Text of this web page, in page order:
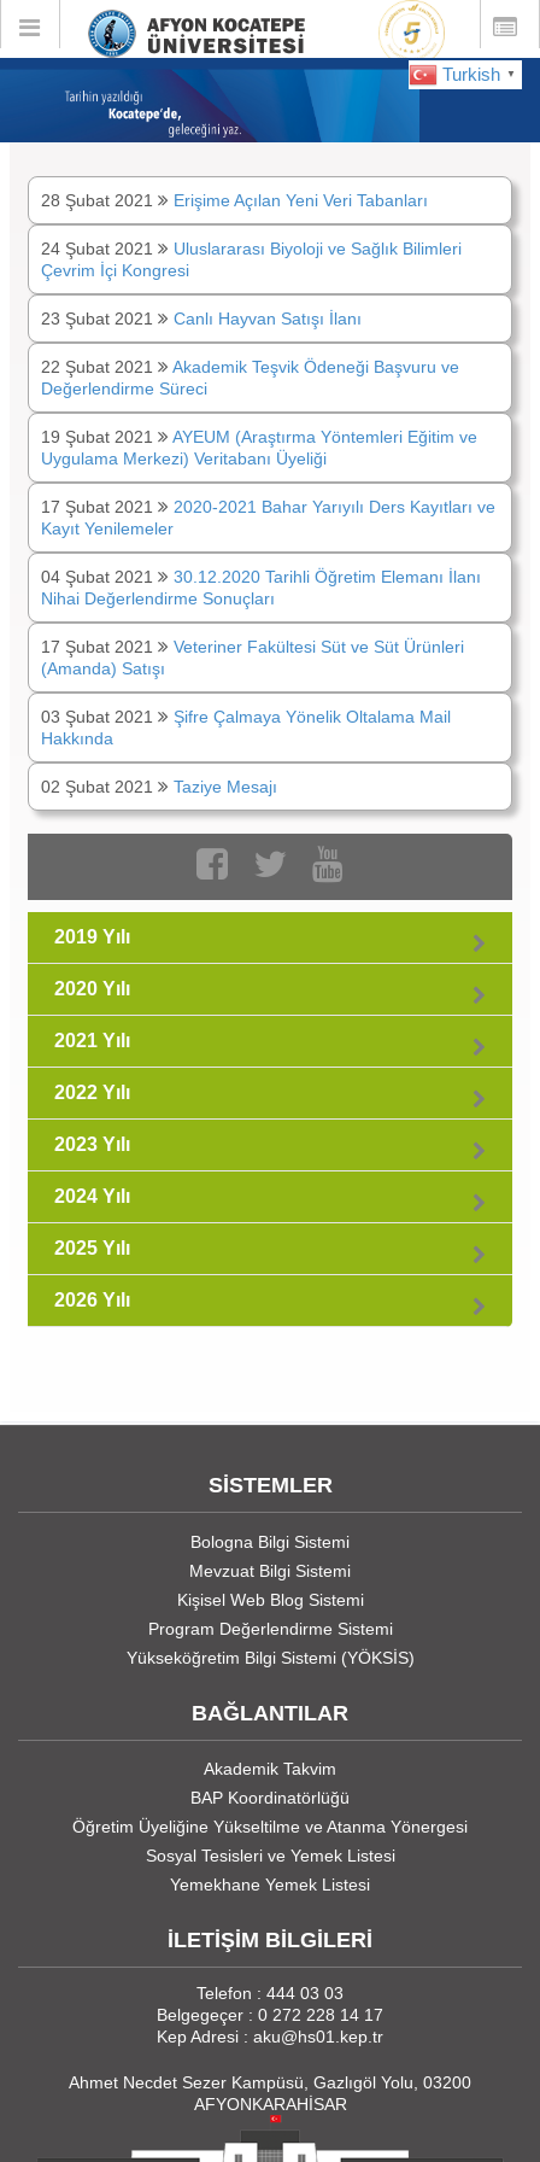
Toggle
global
Toggle
Turkish ▼
Şubat 2021
28 Şubat 2021 Erişime Açılan Yeni Veri Tabanları
24 Şubat 2021
Uluslararası Biyoloji ve Sağlık Bilimleri
Çevrim İçi Kongresi
23 Şubat 2021 Canlı Hayvan Satışı İlanı
22 Şubat 2021
Akademik Teşvik Ödeneği Başvuru ve
Değerlendirme Süreci
19 Şubat 2021
AYEUM (Araştırma Yöntemleri Eğitim ve
Uygulama Merkezi) Veritabanı Üyeliği
17 Şubat 2021
2020-2021 Bahar Yarıyılı Ders Kayıtları ve
Kayıt Yenilemeler
04 Şubat 2021
30.12.2020 Tarihli Öğretim Elemanı İlanı
Nihai Değerlendirme Sonuçları
17 Şubat 2021
Veteriner Fakültesi Süt ve Süt Ürünleri
(Amanda) Satışı
03 Şubat 2021
Şifre Çalmaya Yönelik Oltalama Mail
Hakkında
02 Şubat 2021 Taziye Mesajı
2019 Yılı
2020 Yılı
2021 Yılı
2022 Yılı
2023 Yılı
2024 Yılı
2025 Yılı
2026 Yılı
SİSTEMLER
Bologna Bilgi Sistemi
Mevzuat Bilgi Sistemi
Kişisel Web Blog Sistemi
Program Değerlendirme Sistemi
Yükseköğretim Bilgi Sistemi (YÖKSİS)
BAĞLANTILAR
Akademik Takvim
BAP Koordinatörlüğü
Öğretim Üyeliğine Yükseltilme ve Atanma Yönergesi
Sosyal Tesisleri ve Yemek Listesi
Yemekhane Yemek Listesi
İLETİŞİM BİLGİLERİ
Telefon : 444 03 03
Belgegeçer : 0 272 228 14 17
Kep Adresi : aku@hs01.kep.tr
Ahmet Necdet Sezer Kampüsü, Gazlıgöl Yolu, 03200
AFYONKARAHİSAR